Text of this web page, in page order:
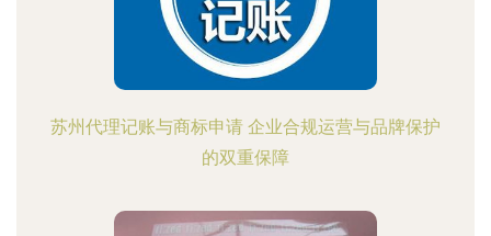
苏州代理记账与商标申请 企业合规运营与品牌保护
的双重保障